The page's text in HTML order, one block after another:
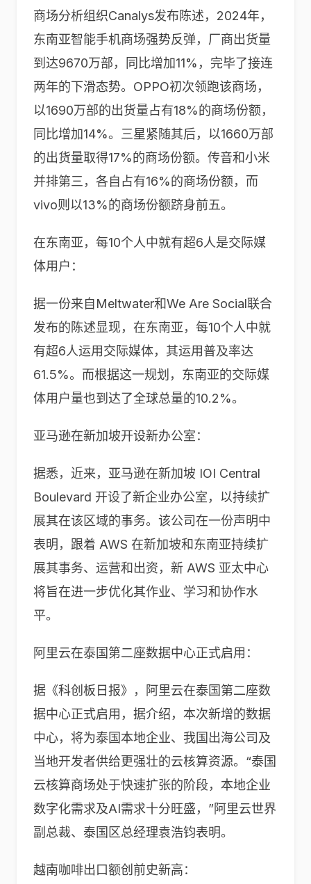
商场分析组织Canalys发布陈述，2024年，
东南亚智能手机商场强势反弹，厂商出货量
到达9670万部，同比增加11%，完毕了接连
两年的下滑态势。OPPO初次领跑该商场，
以1690万部的出货量占有18%的商场份额，
同比增加14%。三星紧随其后，以1660万部
的出货量取得17%的商场份额。传音和小米
并排第三，各自占有16%的商场份额，而
vivo则以13%的商场份额跻身前五。
在东南亚，每10个人中就有超6人是交际媒
体用户：
据一份来自Meltwater和We Are Social联合
发布的陈述显现，在东南亚，每10个人中就
有超6人运用交际媒体，其运用普及率达
61.5%。而根据这一规划，东南亚的交际媒
体用户量也到达了全球总量的10.2%。
亚马逊在新加坡开设新办公室：
据悉，近来，亚马逊在新加坡 IOI Central
Boulevard 开设了新企业办公室，以持续扩
展其在该区域的事务。该公司在一份声明中
表明，跟着 AWS 在新加坡和东南亚持续扩
展其事务、运营和出资，新 AWS 亚太中心
将旨在进一步优化其作业、学习和协作水
平。
阿里云在泰国第二座数据中心正式启用：
据《科创板日报》，阿里云在泰国第二座数
据中心正式启用，据介绍，本次新增的数据
中心，将为泰国本地企业、我国出海公司及
当地开发者供给更强壮的云核算资源。“泰国
云核算商场处于快速扩张的阶段，本地企业
数字化需求及AI需求十分旺盛，”阿里云世界
副总裁、泰国区总经理袁浩钧表明。
越南咖啡出口额创前史新高：